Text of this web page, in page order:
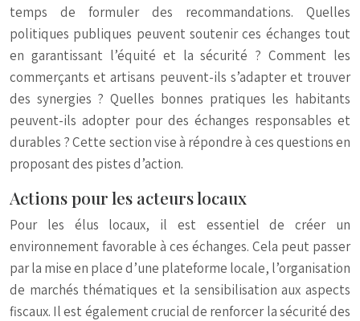
temps de formuler des recommandations. Quelles
politiques publiques peuvent soutenir ces échanges tout
en garantissant l’équité et la sécurité ? Comment les
commerçants et artisans peuvent-ils s’adapter et trouver
des synergies ? Quelles bonnes pratiques les habitants
peuvent-ils adopter pour des échanges responsables et
durables ? Cette section vise à répondre à ces questions en
proposant des pistes d’action.
Actions pour les acteurs locaux
Pour les élus locaux, il est essentiel de créer un
environnement favorable à ces échanges. Cela peut passer
par la mise en place d’une plateforme locale, l’organisation
de marchés thématiques et la sensibilisation aux aspects
fiscaux. Il est également crucial de renforcer la sécurité des